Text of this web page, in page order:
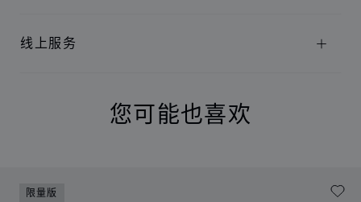
线上服务
您可能也喜欢
限量版